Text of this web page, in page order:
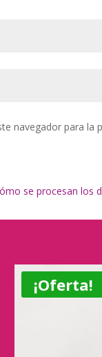
navegador para la
se procesan los
¡Oferta!